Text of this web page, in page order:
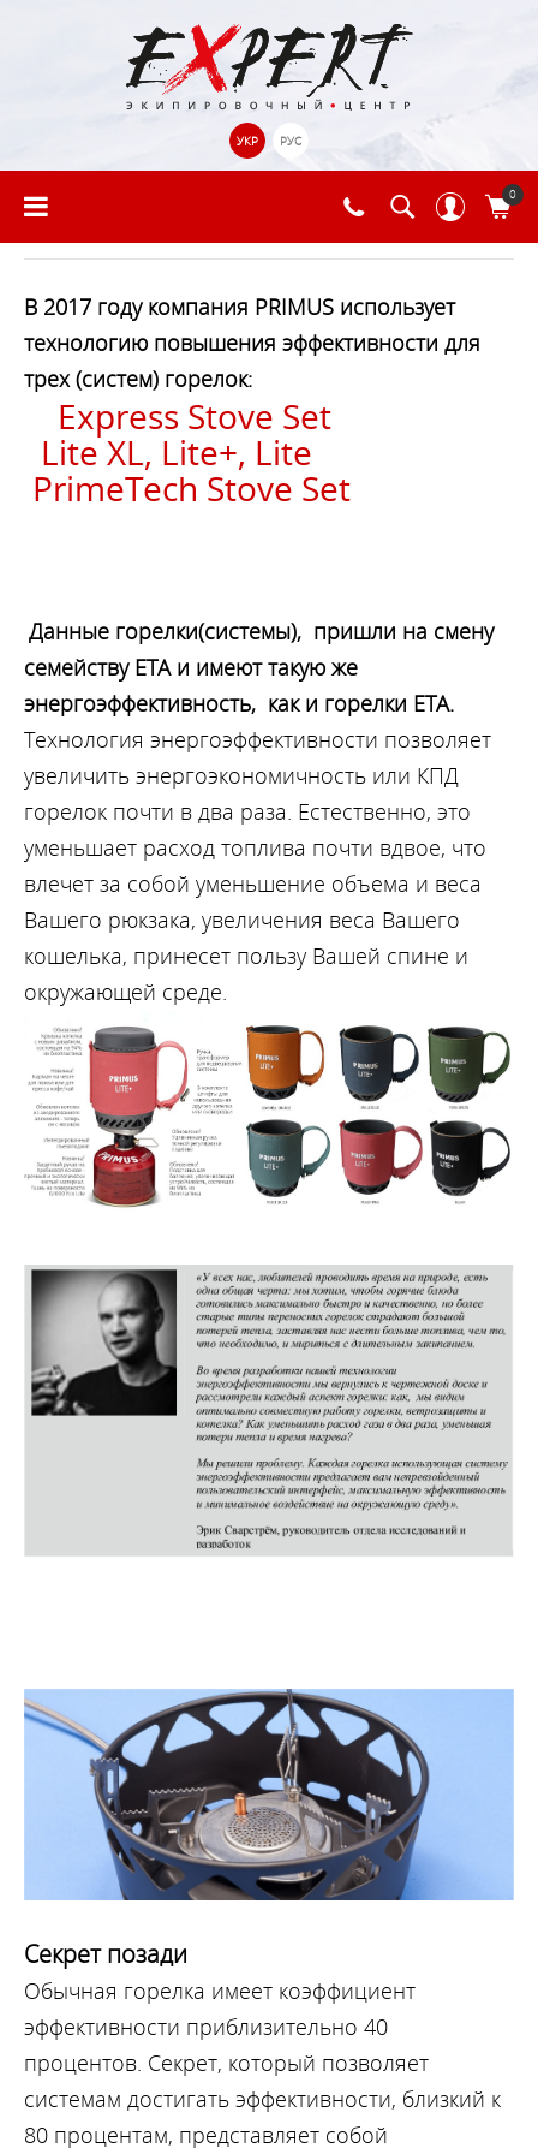
УКР РУС
0
В 2017 году компания PRIMUS использует
технологию повышения эффективности для
трех (систем) горелок:
Express Stove Set
Lite XL, Lite+, Lite
PrimeTech Stove Set
Данные горелки(системы), пришли на смену
семейству ЕТА и имеют такую же
энергоэффективность, как и горелки ETA.
Технология энергоэффективности позволяет
увеличить энергоэкономичность или КПД
горелок почти в два раза. Естественно, это
уменьшает расход топлива почти вдвое, что
влечет за собой уменьшение объема и веса
Вашего рюкзака, увеличения веса Вашего
кошелька, принесет пользу Вашей спине и
окружающей среде.
Секрет позади
Обычная горелка имеет коэффициент
эффективности приблизительно 40
процентов. Секрет, который позволяет
системам достигать эффективности, близкий к
80 процентам, представляет собой